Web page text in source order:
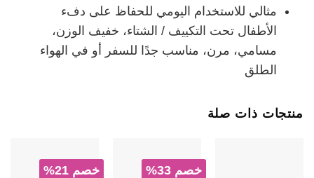
مثالي للاستخدام اليومي للحفاظ على دفء
الأطفال تحت التكييف / الشتاء، خفيف الوزن،
مسامي، مرن، مناسب جدًا للسفر أو في الهواء
الطلق
منتجات ذات صلة
خصم 33% خصم 21%